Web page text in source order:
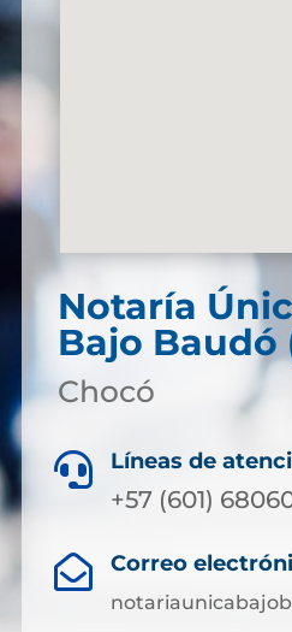
Notaría
Bajo Baudó
Chocó
 Líneas de
+57 (601)
 Correo